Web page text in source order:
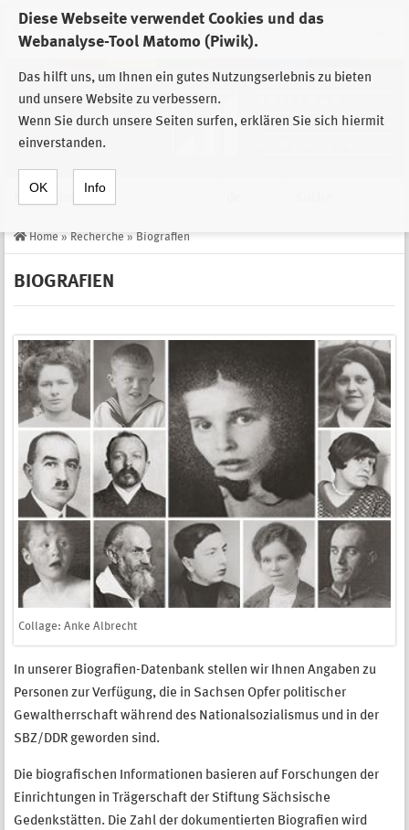
Diese Webseite verwendet Cookies und das
Webanalyse-Tool Matomo (Piwik).
Das hilft uns, um Ihnen ein gutes Nutzungserlebnis zu bieten
und unsere Website zu verbessern.
Wenn Sie durch unsere Seiten surfen, erklären Sie sich hiermit
einverstanden.
OK Info
Zur Auswahl der Einrichtungen der
Stiftung Sächsische Gedenkstätten
Home » Recherche » Biografien
BIOGRAFIEN
Collage: Anke Albrecht
In unserer Biografien-Datenbank stellen wir Ihnen Angaben zu
Personen zur Verfügung, die in Sachsen Opfer politischer
Gewaltherrschaft während des Nationalsozialismus und in der
SBZ/DDR geworden sind.
Die biografischen Informationen basieren auf Forschungen der
Einrichtungen in Trägerschaft der Stiftung Sächsische
Gedenkstätten. Die Zahl der dokumentierten Biografien wird